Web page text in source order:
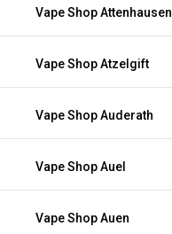
Vape Shop Attenhausen
Vape Shop Atzelgift
Vape Shop Auderath
Vape Shop Auel
Vape Shop Auen